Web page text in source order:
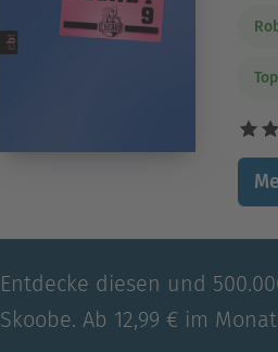
Entdecke diesen und
Skoobe. Ab 12,99 € im